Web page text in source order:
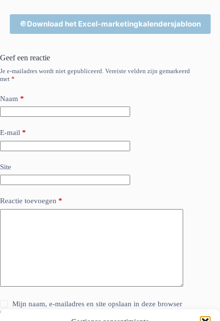
🔘Download het Excel-marketingkalendersjabloon
Geef een reactie
Je e-mailadres wordt niet gepubliceerd. Vereiste velden zijn gemarkeerd
met *
Naam *
E-mail *
Site
Reactie toevoegen *
Mijn naam, e-mailadres en site opslaan in deze browser
voor de volgende keer wanneer ik een reactie plaats.